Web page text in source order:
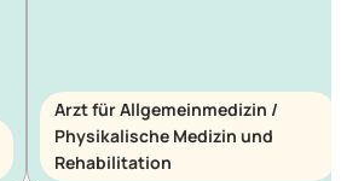
Arzt für Allgemeinmedizin /
Physikalische Medizin und
Rehabilitation